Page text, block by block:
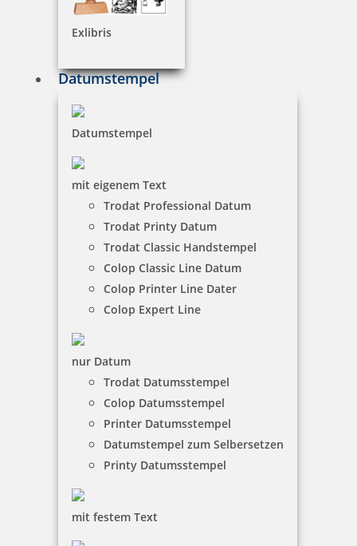
Exlibris
Datumstempel
Datumstempel
mit eigenem Text
Trodat Professional Datum
Trodat Printy Datum
Trodat Classic Handstempel
Colop Classic Line Datum
Colop Printer Line Dater
Colop Expert Line
nur Datum
Trodat Datumsstempel
Colop Datumsstempel
Printer Datumsstempel
Datumstempel zum Selbersetzen
Printy Datumsstempel
mit festem Text